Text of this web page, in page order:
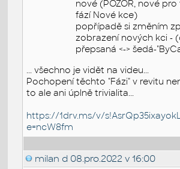
nové (POZOR, nové
fází Nové kce)
popřípadě si změním
zobrazení nových kci -
přepsaná <-> šedá-
... všechno je vidět na videu...
Pochopení těchto "Fázi" v revitu
to ale ani úplně trivialita...
https://1drv.ms/v/
e=ncW8fm
milan d 08.pro.2022 v 16:00